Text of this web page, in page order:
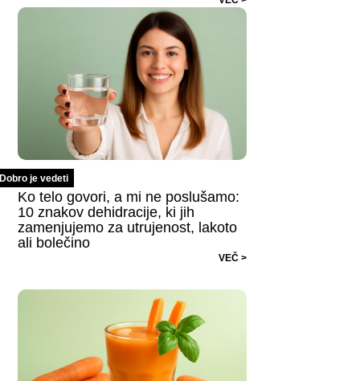
Dobro je vedeti
Ko telo govori, a mi ne poslušamo:
10 znakov dehidracije, ki jih
zamenjujemo za utrujenost, lakoto
ali bolečino
VEČ >